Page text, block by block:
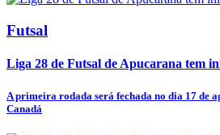
Futsal
Liga 28 de Futsal de Apucarana tem
A primeira rodada será fechada no dia 17 de
Canadá